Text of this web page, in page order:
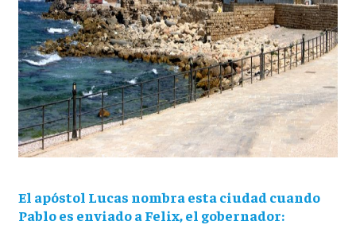
El apóstol Lucas nombra esta ciudad cuando
Pablo es enviado a Felix, el gobernador: